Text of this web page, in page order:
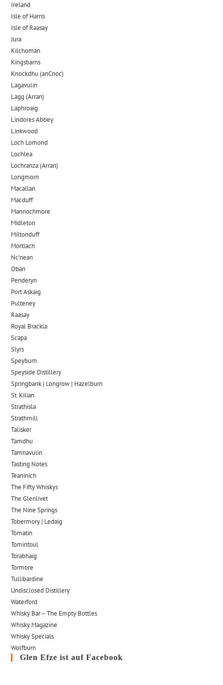
Ireland
Isle of Harris
Isle of Raasay
Jura
Kilchoman
Kingsbarns
Knockdhu (anCnoc)
Lagavulin
Lagg (Arran)
Laphroaig
Lindores Abbey
Linkwood
Loch Lomond
Lochlea
Lochranza (Arran)
Longmorn
Macallan
Macduff
Mannochmore
Midleton
Miltonduff
Mortlach
Nc’nean
Oban
Penderyn
Port Askaig
Pulteney
Raasay
Royal Brackla
Scapa
Slyrs
Speyburn
Speyside Distillery
Springbank | Longrow | Hazelburn
St. Kilian
Strathisla
Strathmill
Talisker
Tamdhu
Tamnavulin
Tasting Notes
Teaninich
The Fifty Whiskys
The Glenlivet
The Nine Springs
Tobermory | Ledaig
Tomatin
Tomintoul
Torabhaig
Tormore
Tullibardine
Undisclosed Distillery
Waterford
Whisky Bar – The Empty Bottles
Whisky Magazine
Whisky Specials
Wolfburn
Glen Efze ist auf Facebook